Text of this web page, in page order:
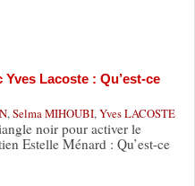
Lacoste : Qu’est-ce
, Selma MIHOUBI, Yves LACOSTE
noir pour activer le
Estelle Ménard : Qu’est-ce